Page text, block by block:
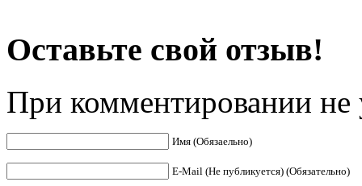
Оставьте свой отзыв!
При комментировании не
Имя (Обязаельно)
E-Mail (Не публикуется) (Обязательно)